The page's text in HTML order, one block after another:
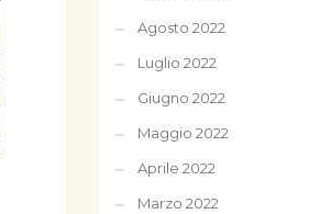
Agosto 2022
Luglio 2022
Giugno 2022
Maggio 2022
Aprile 2022
Marzo 2022